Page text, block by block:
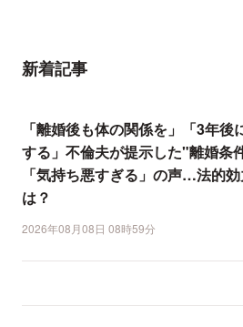
新着記事
「離婚後も体の関係を」「3年後
する」不倫夫が提示した"離婚条
「気持ち悪すぎる」の声…法的
は？
2026年08月08日 08時59分